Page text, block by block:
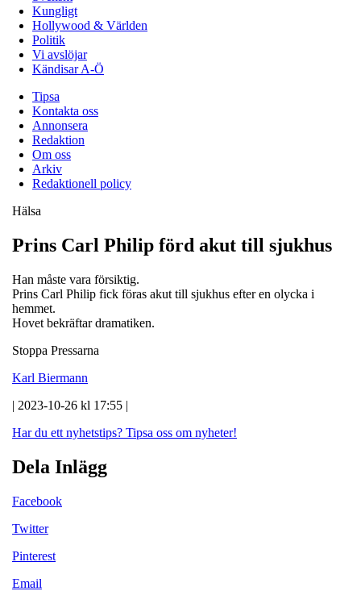
Kungligt
Hollywood & Världen
Politik
Vi avslöjar
Kändisar A-Ö
Tipsa
Kontakta oss
Annonsera
Redaktion
Om oss
Arkiv
Redaktionell policy
Hälsa
Prins Carl Philip förd akut till sjukhus
Han måste vara försiktig.
Prins Carl Philip fick föras akut till sjukhus efter en olycka i
hemmet.
Hovet bekräftar dramatiken.
Stoppa Pressarna
Karl Biermann
| 2023-10-26 kl 17:55 |
Har du ett nyhetstips? Tipsa oss om nyheter!
Dela Inlägg
Facebook
Twitter
Pinterest
Email